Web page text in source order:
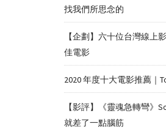
找我們所思念的
【企劃】六十位台灣線上
佳電影
2020 年度十大電影推薦｜
【影評】《靈魂急轉彎》
就差了一點腦筋